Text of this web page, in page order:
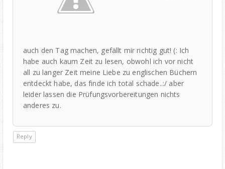
auch den Tag machen, gefällt mir richtig gut! (: Ich
habe auch kaum Zeit zu lesen, obwohl ich vor nicht
all zu langer Zeit meine Liebe zu englischen Büchern
entdeckt habe, das finde ich total schade..:/ aber
leider lassen die Prüfungsvorbereitungen nichts
anderes zu.
Reply